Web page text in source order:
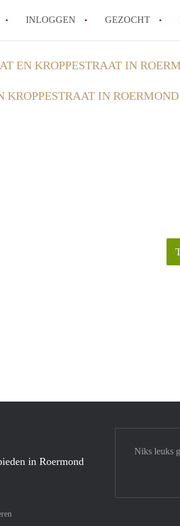
INLOGGEN GEZOCHT
How to translate
Hoeveel kost het om te
EN KROPPESTRAAT IN
KROPPESTRAAT IN ROERMOND
in Roermond
Niks leuks